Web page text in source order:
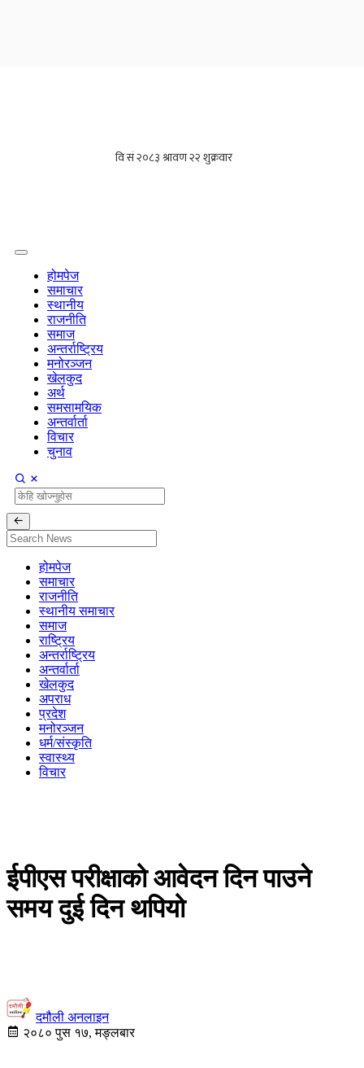
होमपेज
समाचार
स्थानीय
राजनीति
समाज
अन्तर्राष्ट्रिय
मनोरञ्जन
खेलकुद
अर्थ
समसामयिक
अन्तर्वार्ता
विचार
चुनाव
होमपेज
समाचार
राजनीति
स्थानीय समाचार
समाज
राष्ट्रिय
अन्तर्राष्ट्रिय
अन्तर्वार्ता
खेलकुद
अपराध
प्रदेश
मनोरञ्जन
धर्म/संस्कृति
स्वास्थ्य
विचार
ईपीएस परीक्षाको आवेदन दिन पाउने
समय दुई दिन थपियो
दमौली अनलाइन
२०८० पुस १७, मङ्लबार